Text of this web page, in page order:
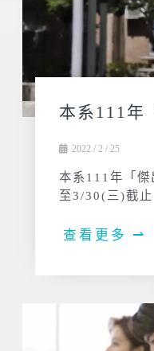
本系111年
2022 / 2 / 25
本系111年「傑
至3/30(三)截止
查看更多 ⇀